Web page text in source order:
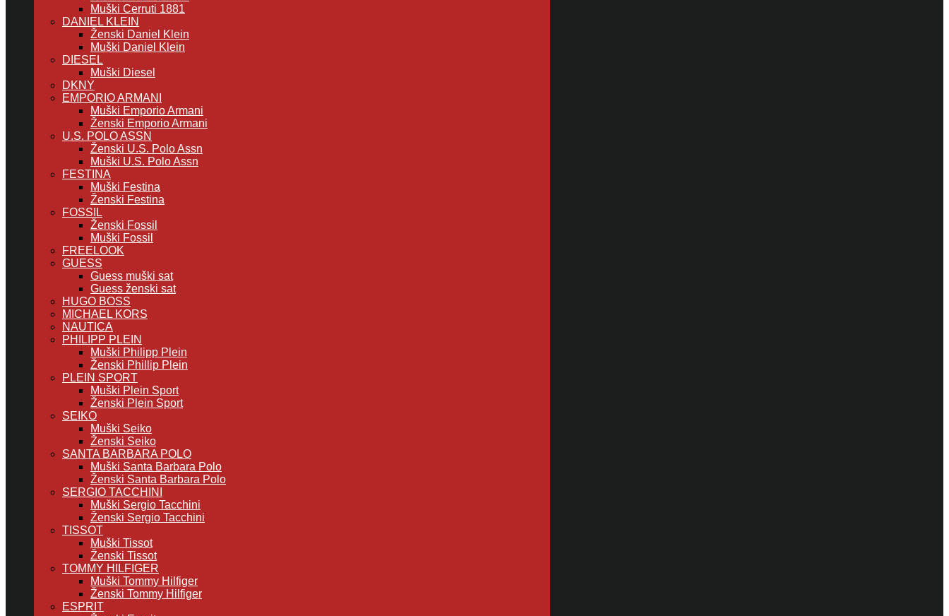
Muški Cerruti 1881
DANIEL KLEIN
Ženski Daniel Klein
Muški Daniel Klein
DIESEL
Muški Diesel
DKNY
EMPORIO ARMANI
Muški Emporio Armani
Ženski Emporio Armani
U.S. POLO ASSN
Ženski U.S. Polo Assn
Muški U.S. Polo Assn
FESTINA
Muški Festina
Ženski Festina
FOSSIL
Ženski Fossil
Muški Fossil
FREELOOK
GUESS
Guess muški sat
Guess ženski sat
HUGO BOSS
MICHAEL KORS
NAUTICA
PHILIPP PLEIN
Muški Philipp Plein
Ženski Phillip Plein
PLEIN SPORT
Muški Plein Sport
Ženski Plein Sport
SEIKO
Muški Seiko
Ženski Seiko
SANTA BARBARA POLO
Muški Santa Barbara Polo
Ženski Santa Barbara Polo
SERGIO TACCHINI
Muški Sergio Tacchini
Ženski Sergio Tacchini
TISSOT
Muški Tissot
Ženski Tissot
TOMMY HILFIGER
Muški Tommy Hilfiger
Ženski Tommy Hilfiger
ESPRIT